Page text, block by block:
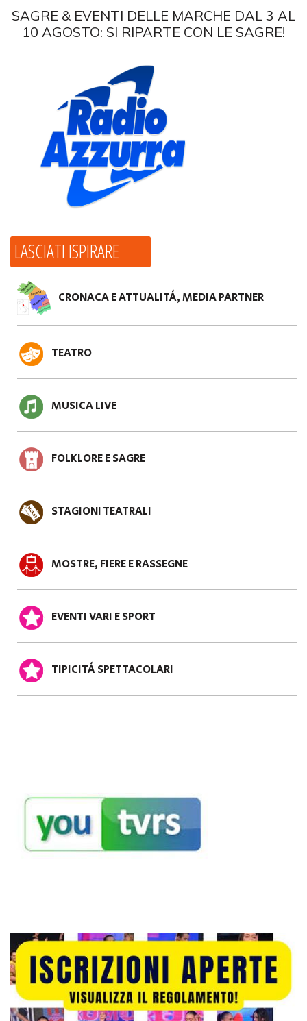
SAGRE & EVENTI DELLE MARCHE DAL 3 AL
10 AGOSTO: SI RIPARTE CON LE SAGRE!
LASCIATI ISPIRARE
CRONACA E ATTUALITÀ, MEDIA PARTNER
TEATRO
MUSICA LIVE
FOLKLORE E SAGRE
STAGIONI TEATRALI
MOSTRE, FIERE E RASSEGNE
EVENTI VARI E SPORT
TIPICITÀ SPETTACOLARI